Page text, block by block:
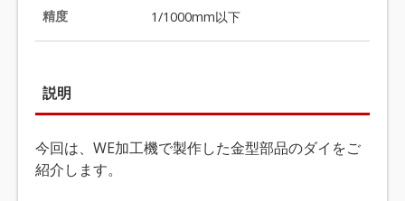
精度 1/1000mm以下
説明
今回は、WE加工機で製作した金型部品のダイをご
紹介します。